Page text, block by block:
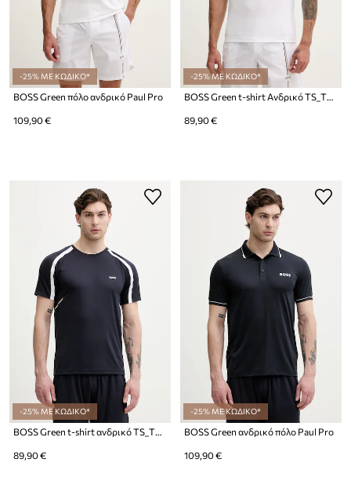
-25% ΜΕ ΚΩΔΙΚΟ*
BOSS Green πόλο ανδρικό Paul Pro
109,90 €
-25% ΜΕ ΚΩΔΙΚΟ*
BOSS Green t-shirt Ανδρικό TS_TOC Game 2
89,90 €
-25% ΜΕ ΚΩΔΙΚΟ*
BOSS Green t-shirt ανδρικό TS_TOC Game 2
89,90 €
-25% ΜΕ ΚΩΔΙΚΟ*
BOSS Green ανδρικό πόλο Paul Pro
109,90 €